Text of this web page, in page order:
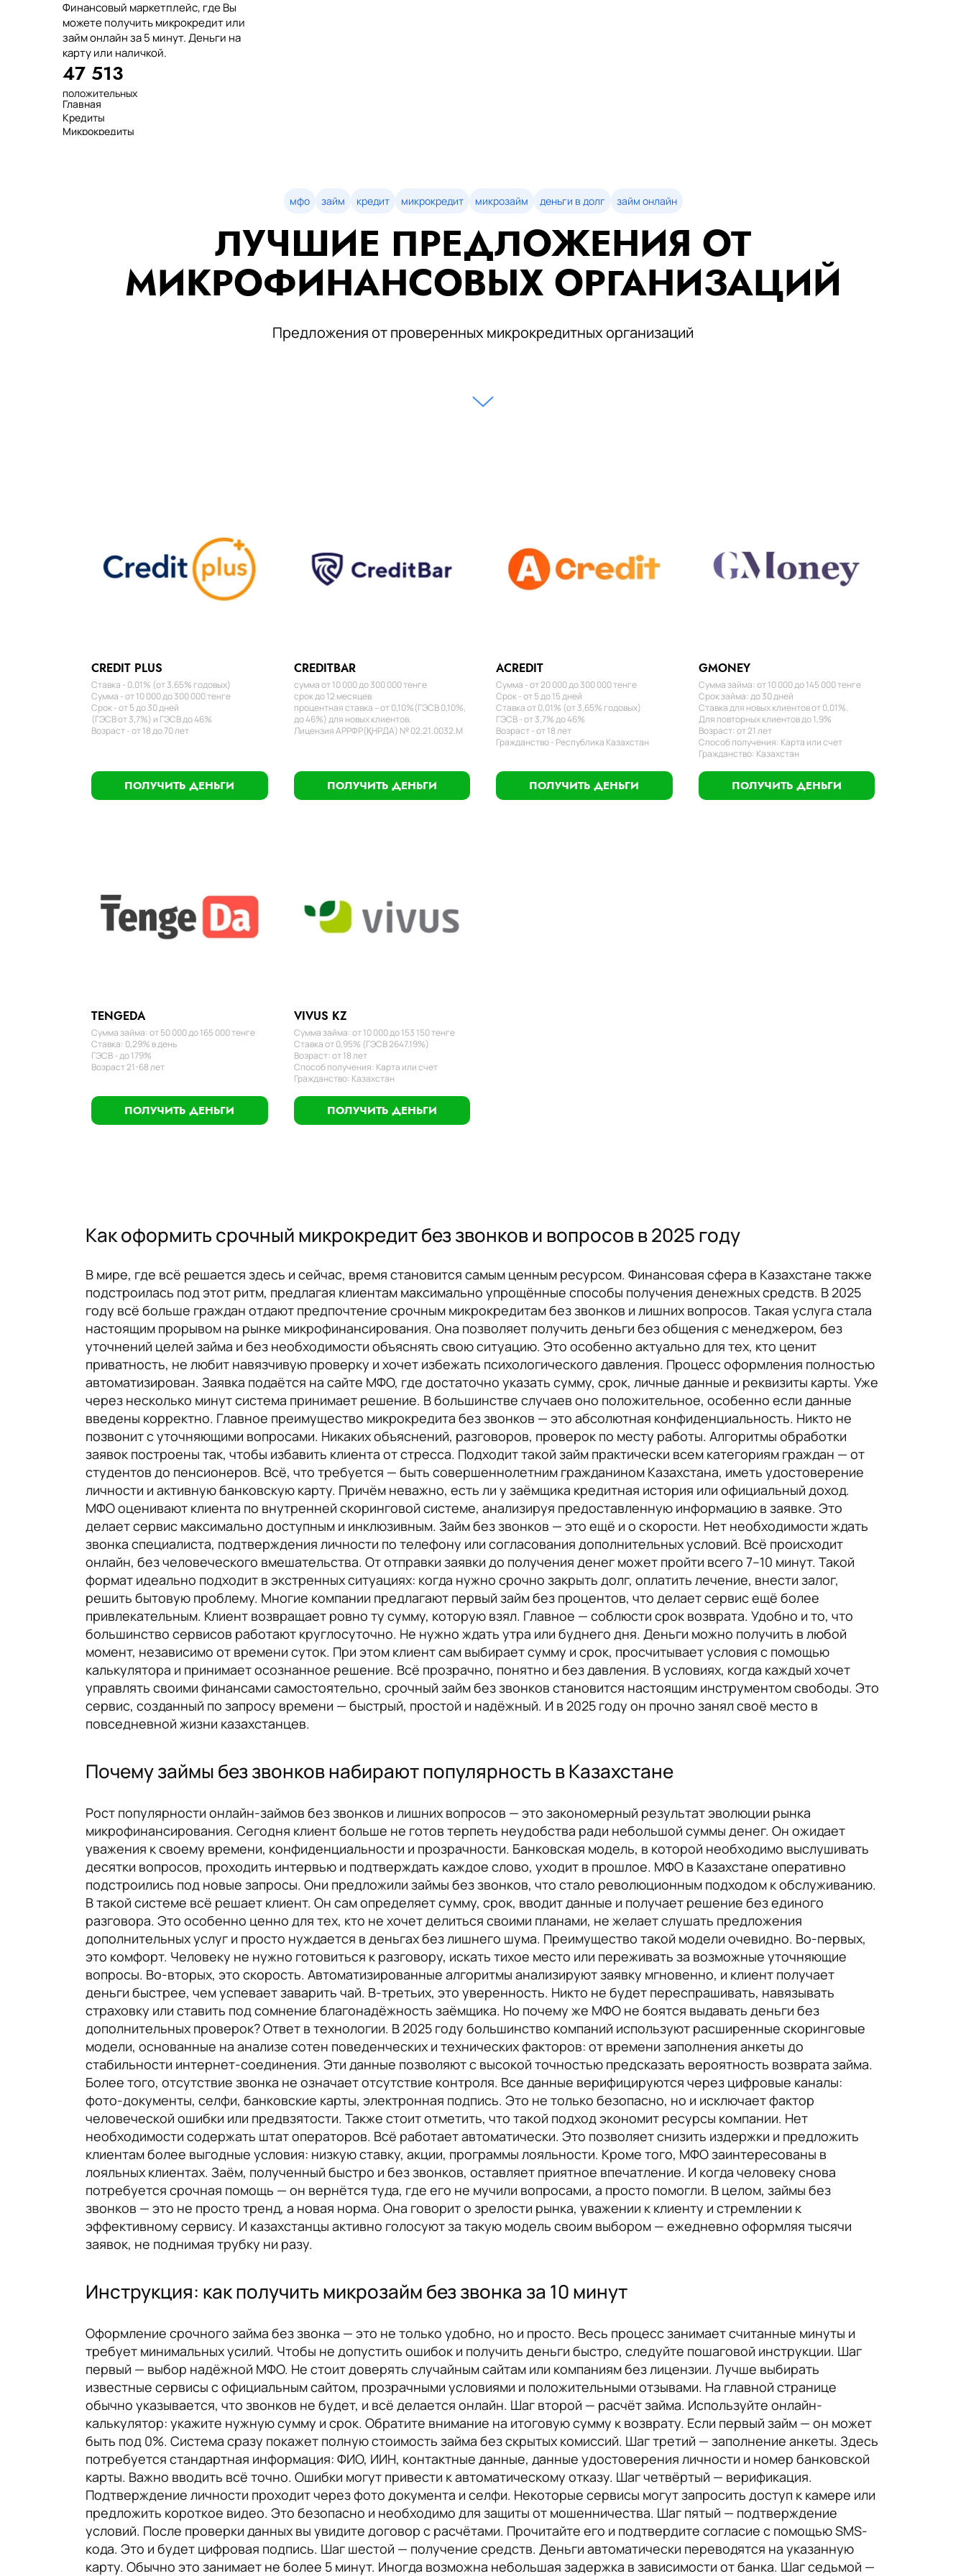
Финансовый маркетплейс, где Вы
можете получить микрокредит или
займ онлайн за 5 минут. Деньги на
карту или наличкой.
47 513
положительных
отзывов
тенге выдано
нашим клиентам
7 минут
Главная
Кредиты
Микрокредиты
мфо займ кредит микрокредит микрозайм деньги в долг займ онлайн
ЛУЧШИЕ ПРЕДЛОЖЕНИЯ ОТ
МИКРОФИНАНСОВЫХ ОРГАНИЗАЦИЙ
Предложения от проверенных микрокредитных организаций
CREDIT PLUS
Ставка - 0,01% (от 3,65% годовых)
Сумма - от 10 000 до 300 000 тенге
Срок - от 5 до 30 дней
(ГЭСВ от 3,7%) и ГЭСВ до 46%
Возраст - от 18 до 70 лет
ПОЛУЧИТЬ ДЕНЬГИ
CREDITBAR
сумма от 10 000 до 300 000 тенге
срок до 12 месяцев
процентная ставка – от 0,10%(ГЭСВ 0,10%,
до 46%) для новых клиентов.
Лицензия АРРФР(ҚНРДА) № 02.21.0032.М
ПОЛУЧИТЬ ДЕНЬГИ
ACREDIT
Сумма - от 20 000 до 300 000 тенге
Срок - от 5 до 15 дней
Ставка от 0,01% (от 3,65% годовых)
ГЭСВ - от 3,7% до 46%
Возраст - от 18 лет
Гражданство - Республика Казахстан
ПОЛУЧИТЬ ДЕНЬГИ
GMONEY
Сумма займа: от 10 000 до 145 000 тенге
Срок займа: до 30 дней
Ставка для новых клиентов от 0,01%.
Для повторных клиентов до 1,9%
Возраст: от 21 лет
Способ получения: Карта или счет
Гражданство: Казахстан
ПОЛУЧИТЬ ДЕНЬГИ
TENGEDA
Сумма займа: от 50 000 до 165 000 тенге
Ставка: 0,29% в день
ГЭСВ - до 179%
Возраст 21-68 лет
ПОЛУЧИТЬ ДЕНЬГИ
VIVUS KZ
Сумма займа: от 10 000 до 153 150 тенге
Ставка от 0,95% (ГЭСВ 2647.19%)
Возраст: от 18 лет
Способ получения: Карта или счет
Гражданство: Казахстан
ПОЛУЧИТЬ ДЕНЬГИ
Как оформить срочный микрокредит без звонков и вопросов в 2025 году
В мире, где всё решается здесь и сейчас, время становится самым ценным ресурсом. Финансовая сфера в Казахстане также
подстроилась под этот ритм, предлагая клиентам максимально упрощённые способы получения денежных средств. В 2025
году всё больше граждан отдают предпочтение срочным микрокредитам без звонков и лишних вопросов. Такая услуга стала
настоящим прорывом на рынке микрофинансирования. Она позволяет получить деньги без общения с менеджером, без
уточнений целей займа и без необходимости объяснять свою ситуацию. Это особенно актуально для тех, кто ценит
приватность, не любит навязчивую проверку и хочет избежать психологического давления. Процесс оформления полностью
автоматизирован. Заявка подаётся на сайте МФО, где достаточно указать сумму, срок, личные данные и реквизиты карты. Уже
через несколько минут система принимает решение. В большинстве случаев оно положительное, особенно если данные
введены корректно. Главное преимущество микрокредита без звонков — это абсолютная конфиденциальность. Никто не
позвонит с уточняющими вопросами. Никаких объяснений, разговоров, проверок по месту работы. Алгоритмы обработки
заявок построены так, чтобы избавить клиента от стресса. Подходит такой займ практически всем категориям граждан — от
студентов до пенсионеров. Всё, что требуется — быть совершеннолетним гражданином Казахстана, иметь удостоверение
личности и активную банковскую карту. Причём неважно, есть ли у заёмщика кредитная история или официальный доход.
МФО оценивают клиента по внутренней скоринговой системе, анализируя предоставленную информацию в заявке. Это
делает сервис максимально доступным и инклюзивным. Займ без звонков — это ещё и о скорости. Нет необходимости ждать
звонка специалиста, подтверждения личности по телефону или согласования дополнительных условий. Всё происходит
онлайн, без человеческого вмешательства. От отправки заявки до получения денег может пройти всего 7–10 минут. Такой
формат идеально подходит в экстренных ситуациях: когда нужно срочно закрыть долг, оплатить лечение, внести залог,
решить бытовую проблему. Многие компании предлагают первый займ без процентов, что делает сервис ещё более
привлекательным. Клиент возвращает ровно ту сумму, которую взял. Главное — соблюсти срок возврата. Удобно и то, что
большинство сервисов работают круглосуточно. Не нужно ждать утра или буднего дня. Деньги можно получить в любой
момент, независимо от времени суток. При этом клиент сам выбирает сумму и срок, просчитывает условия с помощью
калькулятора и принимает осознанное решение. Всё прозрачно, понятно и без давления. В условиях, когда каждый хочет
управлять своими финансами самостоятельно, срочный займ без звонков становится настоящим инструментом свободы. Это
сервис, созданный по запросу времени — быстрый, простой и надёжный. И в 2025 году он прочно занял своё место в
повседневной жизни казахстанцев.
Почему займы без звонков набирают популярность в Казахстане
Рост популярности онлайн-займов без звонков и лишних вопросов — это закономерный результат эволюции рынка
микрофинансирования. Сегодня клиент больше не готов терпеть неудобства ради небольшой суммы денег. Он ожидает
уважения к своему времени, конфиденциальности и прозрачности. Банковская модель, в которой необходимо выслушивать
десятки вопросов, проходить интервью и подтверждать каждое слово, уходит в прошлое. МФО в Казахстане оперативно
подстроились под новые запросы. Они предложили займы без звонков, что стало революционным подходом к обслуживанию.
В такой системе всё решает клиент. Он сам определяет сумму, срок, вводит данные и получает решение без единого
разговора. Это особенно ценно для тех, кто не хочет делиться своими планами, не желает слушать предложения
дополнительных услуг и просто нуждается в деньгах без лишнего шума. Преимущество такой модели очевидно. Во-первых,
это комфорт. Человеку не нужно готовиться к разговору, искать тихое место или переживать за возможные уточняющие
вопросы. Во-вторых, это скорость. Автоматизированные алгоритмы анализируют заявку мгновенно, и клиент получает
деньги быстрее, чем успевает заварить чай. В-третьих, это уверенность. Никто не будет переспрашивать, навязывать
страховку или ставить под сомнение благонадёжность заёмщика. Но почему же МФО не боятся выдавать деньги без
дополнительных проверок? Ответ в технологии. В 2025 году большинство компаний используют расширенные скоринговые
модели, основанные на анализе сотен поведенческих и технических факторов: от времени заполнения анкеты до
стабильности интернет-соединения. Эти данные позволяют с высокой точностью предсказать вероятность возврата займа.
Более того, отсутствие звонка не означает отсутствие контроля. Все данные верифицируются через цифровые каналы:
фото-документы, селфи, банковские карты, электронная подпись. Это не только безопасно, но и исключает фактор
человеческой ошибки или предвзятости. Также стоит отметить, что такой подход экономит ресурсы компании. Нет
необходимости содержать штат операторов. Всё работает автоматически. Это позволяет снизить издержки и предложить
клиентам более выгодные условия: низкую ставку, акции, программы лояльности. Кроме того, МФО заинтересованы в
лояльных клиентах. Заём, полученный быстро и без звонков, оставляет приятное впечатление. И когда человеку снова
потребуется срочная помощь — он вернётся туда, где его не мучили вопросами, а просто помогли. В целом, займы без
звонков — это не просто тренд, а новая норма. Она говорит о зрелости рынка, уважении к клиенту и стремлении к
эффективному сервису. И казахстанцы активно голосуют за такую модель своим выбором — ежедневно оформляя тысячи
заявок, не поднимая трубку ни разу.
Инструкция: как получить микрозайм без звонка за 10 минут
Оформление срочного займа без звонка — это не только удобно, но и просто. Весь процесс занимает считанные минуты и
требует минимальных усилий. Чтобы не допустить ошибок и получить деньги быстро, следуйте пошаговой инструкции. Шаг
первый — выбор надёжной МФО. Не стоит доверять случайным сайтам или компаниям без лицензии. Лучше выбирать
известные сервисы с официальным сайтом, прозрачными условиями и положительными отзывами. На главной странице
обычно указывается, что звонков не будет, и всё делается онлайн. Шаг второй — расчёт займа. Используйте онлайн-
калькулятор: укажите нужную сумму и срок. Обратите внимание на итоговую сумму к возврату. Если первый займ — он может
быть под 0%. Система сразу покажет полную стоимость займа без скрытых комиссий. Шаг третий — заполнение анкеты. Здесь
потребуется стандартная информация: ФИО, ИИН, контактные данные, данные удостоверения личности и номер банковской
карты. Важно вводить всё точно. Ошибки могут привести к автоматическому отказу. Шаг четвёртый — верификация.
Подтверждение личности проходит через фото документа и селфи. Некоторые сервисы могут запросить доступ к камере или
предложить короткое видео. Это безопасно и необходимо для защиты от мошенничества. Шаг пятый — подтверждение
условий. После проверки данных вы увидите договор с расчётами. Прочитайте его и подтвердите согласие с помощью SMS-
кода. Это и будет цифровая подпись. Шаг шестой — получение средств. Деньги автоматически переводятся на указанную
карту. Обычно это занимает не более 5 минут. Иногда возможна небольшая задержка в зависимости от банка. Шаг седьмой —